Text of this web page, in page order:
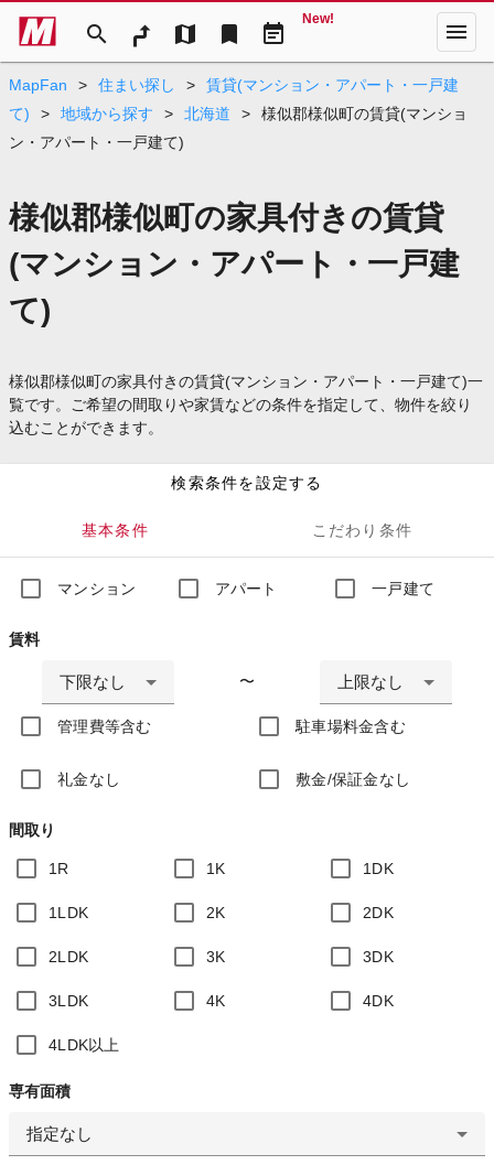
search map bookmark event_note
New! menu
MapFan > 住まい探し >
賃貸(マンション・アパート・一戸建
て)
> 地域から探す > 北海道 >
様似郡様似町の賃貸(マンショ
ン・アパート・一戸建て)
様似郡様似町の家具付きの賃貸
(マンション・アパート・一戸建
て)
様似郡様似町の家具付きの賃貸(マンション・アパート・一戸建て)一
覧です。ご希望の間取りや家賃などの条件を指定して、物件を絞り
込むことができます。
検索条件を設定する
基本条件 こだわり条件
マンション アパート 一戸建て
賃料
下限なし 〜 上限なし
管理費等含む 駐車場料金含む
礼金なし 敷金/保証金なし
間取り
1R 1K 1DK
1LDK 2K 2DK
2LDK 3K 3DK
3LDK 4K 4DK
4LDK以上
専有面積
指定なし